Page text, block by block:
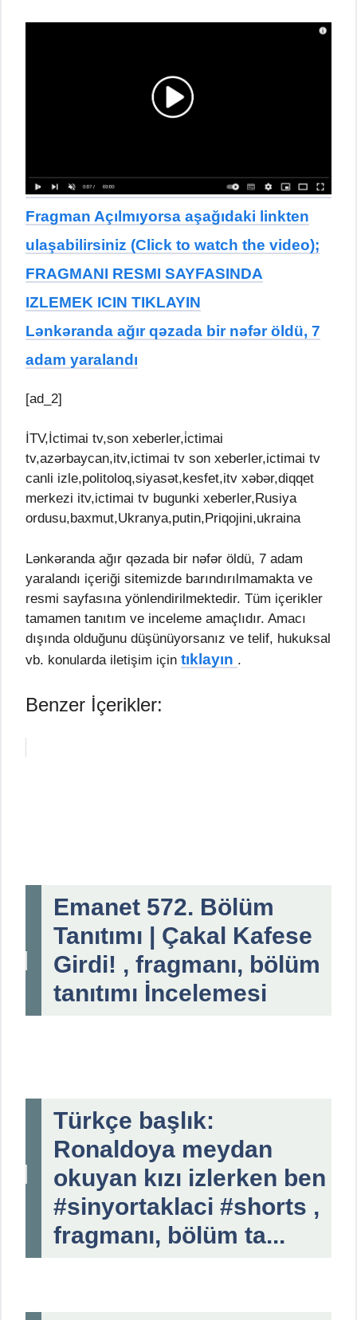
Fragman Açılmıyorsa aşağıdaki linkten
ulaşabilirsiniz (Click to watch the video);
FRAGMANI RESMI SAYFASINDA
IZLEMEK ICIN TIKLAYIN
Lənkəranda ağır qəzada bir nəfər öldü, 7
adam yaralandı
[ad_2]
İTV,İctimai tv,son xeberler,i̇ctimai
tv,azərbaycan,itv,ictimai tv son xeberler,ictimai tv
canli izle,politoloq,siyasət,kesfet,itv xəbər,diqqet
merkezi itv,ictimai tv bugunki xeberler,Rusiya
ordusu,baxmut,Ukranya,putin,Priqojini,ukraina
Lənkəranda ağır qəzada bir nəfər öldü, 7 adam
yaralandı içeriği sitemizde barındırılmamakta ve
resmi sayfasına yönlendirilmektedir. Tüm içerikler
tamamen tanıtım ve inceleme amaçlıdır. Amacı
dışında olduğunu düşünüyorsanız ve telif, hukuksal
vb. konularda iletişim için tıklayın .
Benzer İçerikler:
Emanet 572. Bölüm
Tanıtımı | Çakal Kafese
Girdi! , fragmanı, bölüm
tanıtımı İncelemesi
Türkçe başlık:
Ronaldoya meydan
okuyan kızı izlerken ben
#sinyortaklaci #shorts ,
fragmanı, bölüm ta...